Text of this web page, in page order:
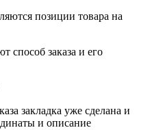
позиции товара на
способ заказа и его
закладка уже сделана и
и описание